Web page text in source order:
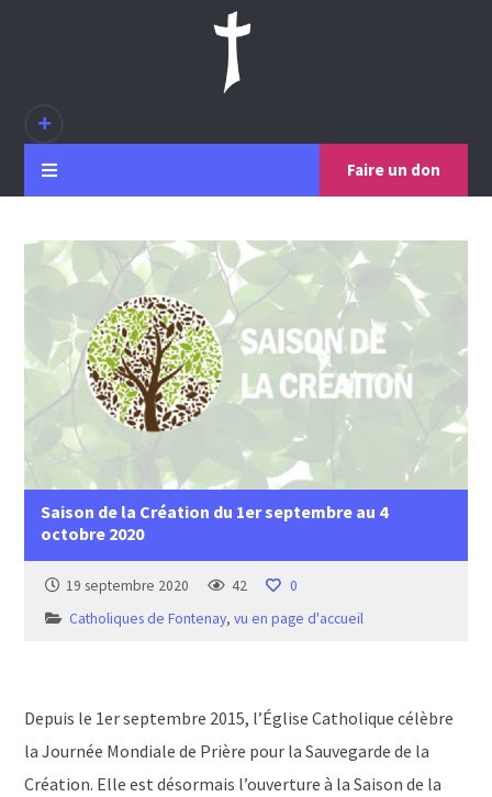
Faire un don
Saison de la Création du 1er septembre au 4
octobre 2020
19 septembre 2020 42
0
Catholiques de Fontenay,vu en page d'accueil
Depuis le 1er septembre 2015, l’Église Catholique célèbre
la Journée Mondiale de Prière pour la Sauvegarde de la
Création. Elle est désormais l’ouverture à la Saison de la